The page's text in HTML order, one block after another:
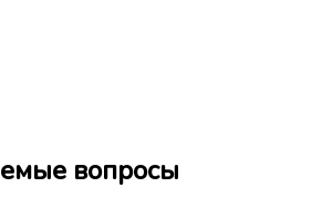
вопросы